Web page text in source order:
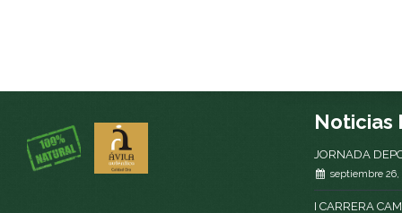
Noticias
JORNADA
septiembre 26,
I CARRERA